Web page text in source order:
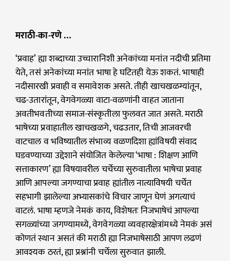
मराठी-का-रणे …
‘प्रवाह’ ह्या शब्दाच्या उच्चारानिशी अनेकांच्या मनांत नदीची प्रतिमा
येते, तसं अनेकांच्या मनांत भाषा हे घटितही येऊ शकतं. भाषाही
नदीसारखी प्रवाही व समावेशक असते. तीही खाचखळग्यांतून,
चढ-उतारांतून, वेगवेगळ्या वाटा-वळणांनी वाहत जाताना
अवतीभवतीच्या समाज-संस्कृतीला फुलवत जात असते. मराठी
भाषेच्या प्रवाहातील खाचखळगे, चढउतार, तिची आजवरची
वाटचाल व भविष्यातील संभाव्य वळणदिशा ह्यांविषयी संवाद
घडवण्याच्या उद्देशाने संयोजित केलेल्या ‘भाषा : शिक्षण आणि
सत्ताकारण’ ह्या विषयावरील चर्चेच्या सुरुवातीला भाषेचा प्रवाह
आणि आपल्या जगण्याचा प्रवाह ह्यांतील नात्याविषयी चर्चेत
सहभागी झालेल्या अभ्यासकांचे विचार जाणून घेणं अगत्याचं
वाटलं. भाषा म्हणजे नेमकं काय, विशेषतः निजभाषेचं आपल्या
सगळ्यांच्या जगण्यामध्ये, वेगवेगळ्या व्यवहारक्षेत्रांमध्ये नेमकं असं
कोणतं स्थान असतं की मराठी ह्या निजभाषेसाठी आपण लढणं
आवश्यक ठरतं, ह्या प्रश्नांनी चर्चेला सुरुवात झाली.